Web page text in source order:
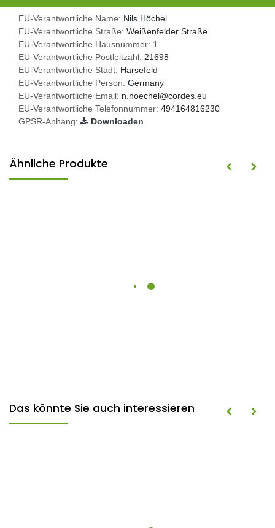
EU-Verantwortliche Name: Nils Höchel
EU-Verantwortliche Straße: Weißenfelder Straße
EU-Verantwortliche Hausnummer: 1
EU-Verantwortliche Postleitzahl: 21698
EU-Verantwortliche Stadt: Harsefeld
EU-Verantwortliche Person: Germany
EU-Verantwortliche Email: n.hoechel@cordes.eu
EU-Verantwortliche Telefonnummer: 494164816230
GPSR-Anhang:
Downloaden
Ähnliche Produkte
Das könnte Sie auch interessieren